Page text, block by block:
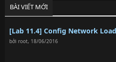
BÀI VIẾT MỚI
[Lab 11.4] Config Network
bởi root, 18/06/2016